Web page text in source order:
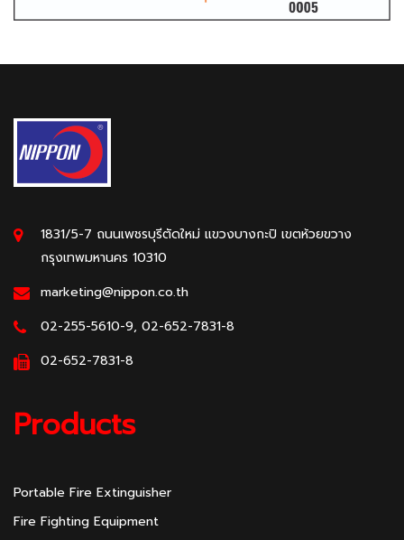
1831/5-7 ถนนเพชรบุรีตัดใหม่ แขวงบางกะปิ เขตห้วยขวาง
กรุงเทพมหานคร 10310
marketing@nippon.co.th
02-255-5610-9, 02-652-7831-8
02-652-7831-8
Products
Portable Fire Extinguisher
Fire Fighting Equipment